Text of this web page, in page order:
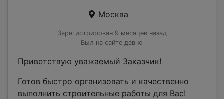
Москва
Зарегистрирован 9 месяцев назад
Был на сайте давно
Приветствую уважаемый Заказчик!
Готов быстро организовать и качественно
выполнить строительные работы для Вас!